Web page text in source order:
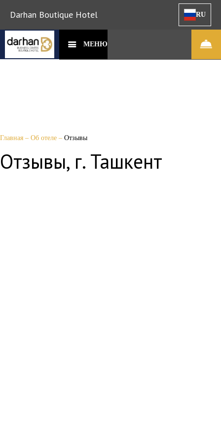
Darhan Boutique Hotel RU
МЕНЮ
Главная – Об отеле – Отзывы
Отзывы, г. Ташкент